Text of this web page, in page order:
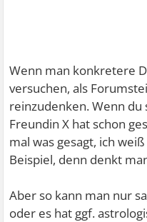
Wenn man konkretere
versuchen, als
reinzudenken. Wenn
Freundin X hat schon
mal was gesagt, ich
Beispiel, denn denkt
Aber so kann man nur
oder es hat ggf.